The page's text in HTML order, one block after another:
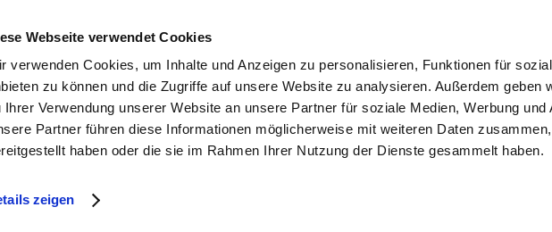
Webseite verwendet Cookies
verwenden Cookies, um Inhalte und Anzeigen zu personalisieren, Funktionen für
zu können und die Zugriffe auf unsere Website zu analysieren. Außerdem geben
Ihrer Verwendung unserer Website an unsere Partner für soziale Medien, Werbung und
Partner führen diese Informationen möglicherweise mit weiteren Daten
haben oder die sie im Rahmen Ihrer Nutzung der Dienste gesammelt haben.
zeigen
3 x täglich an Werktagen!